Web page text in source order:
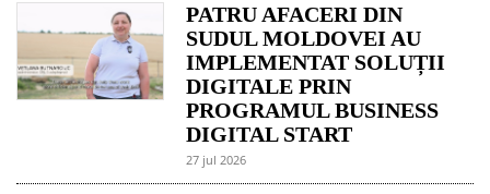
PATRU AFACERI DIN
SUDUL MOLDOVEI AU
IMPLEMENTAT SOLUȚII
DIGITALE PRIN
PROGRAMUL BUSINESS
DIGITAL START
27 jul 2026